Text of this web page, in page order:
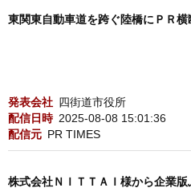
東関東自動車道を跨ぐ陸橋にＰＲ横
発表会社 四街道市役所
配信日時 2025-08-08 15:01:36
配信元 PR TIMES
株式会社ＮＩＴＴＡＩ様から企業